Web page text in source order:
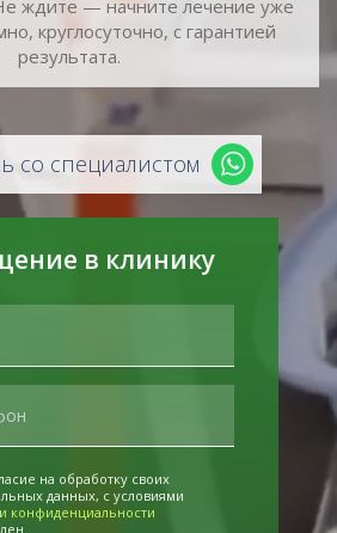
ждите — начните лечение уже
круглосуточно, с гарантией
результата.
со специалистом
в клинику
на обработку своих
данных, с условиями
конфиденциальности